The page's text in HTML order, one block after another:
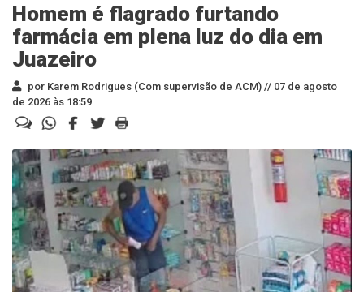
Homem é flagrado furtando
farmácia em plena luz do dia em
Juazeiro
por Karem Rodrigues (Com supervisão de ACM) // 07 de agosto
de 2026 às 18:59